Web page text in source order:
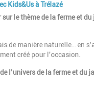
Kids&Us à Trélazé
le thème de la ferme et
de manière naturelle… en
créé pour l’occasion.
l’univers de la ferme et du